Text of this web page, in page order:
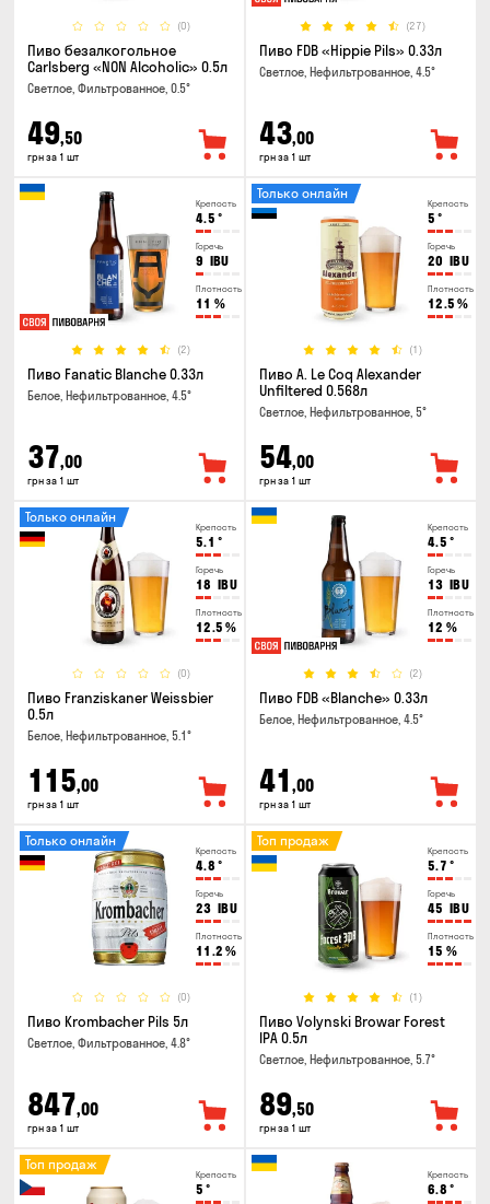
(0)
Пиво безалкогольное
Carlsberg «NON Alcoholic» 0.5л
Светлое, Фильтрованное, 0.5°
49,50
грн за 1 шт
(27)
Пиво FDB «Hippie Pils» 0.33л
Светлое, Нефильтрованное, 4.5°
43,00
грн за 1 шт
Крепость
4.5 °
Горечь
9 IBU
Плотность
11 %
(2)
Пиво Fanatic Blanche 0.33л
Белое, Нефильтрованное, 4.5°
37,00
грн за 1 шт
Крепость
5 °
Горечь
20 IBU
Плотность
12.5 %
(1)
Только онлайн
Пиво A. Le Coq Alexander
Unfiltered 0.568л
Светлое, Нефильтрованное, 5°
54,00
грн за 1 шт
Крепость
5.1 °
Горечь
18 IBU
Плотность
12.5 %
(0)
Только онлайн
Пиво Franziskaner Weissbier
0.5л
Белое, Нефильтрованное, 5.1°
115,00
грн за 1 шт
Крепость
4.5 °
Горечь
13 IBU
Плотность
12 %
(2)
Пиво FDB «Blanche» 0.33л
Белое, Нефильтрованное, 4.5°
41 ,00
грн за 1 шт
Крепость
4.8 °
Горечь
23 IBU
Плотность
11.2 %
(0)
Только онлайн
Пиво Krombacher Pils 5л
Светлое, Фильтрованное, 4.8°
847,00
грн за 1 шт
Крепость
5.7 °
Горечь
45 IBU
Плотность
15 %
(1)
Топ продаж
Пиво Volynski Browar Forest
IPA 0.5л
Светлое, Нефильтрованное, 5.7°
89,50
грн за 1 шт
Крепость
5 °
Топ продаж
Крепость
6.8 °